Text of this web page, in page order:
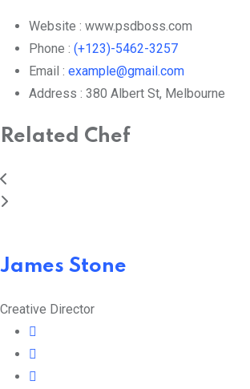
Website : www.psdboss.com
Phone : (+123)-5462-3257
Email : example@gmail.com
Address : 380 Albert St, Melbourne
Related Chef
James Stone
Creative Director